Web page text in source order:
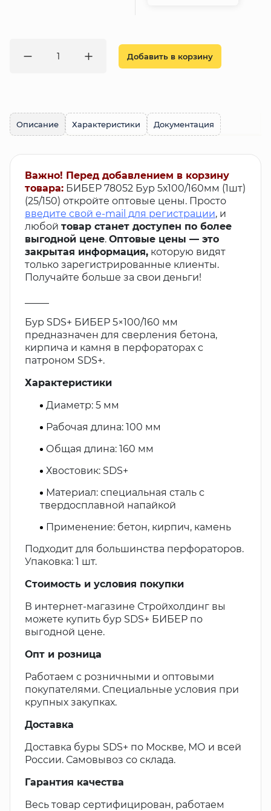
Добавить в корзину
Описание Характеристики Документация
Важно! Перед добавлением в корзину
товара: БИБЕР 78052 Бур 5х100/160мм (1шт)
(25/150) откройте оптовые цены. Просто
введите свой e-mail для регистрации, и
любой товар станет доступен по более
выгодной цене. Оптовые цены — это
закрытая информация, которую видят
только зарегистрированные клиенты.
Получайте больше за свои деньги!
Бур SDS+ БИБЕР 5×100/160 мм
предназначен для сверления бетона,
кирпича и камня в перфораторах с
патроном SDS+.
Характеристики
Диаметр: 5 мм
Рабочая длина: 100 мм
Общая длина: 160 мм
Хвостовик: SDS+
Материал: специальная сталь с
твердосплавной напайкой
Применение: бетон, кирпич, камень
Подходит для большинства перфораторов.
Упаковка: 1 шт.
Стоимость и условия покупки
В интернет-магазине Стройхолдинг вы
можете купить бур SDS+ БИБЕР по
выгодной цене.
Опт и розница
Работаем с розничными и оптовыми
покупателями. Специальные условия при
крупных закупках.
Доставка
Доставка буры SDS+ по Москве, МО и всей
России. Самовывоз со склада.
Гарантия качества
Весь товар сертифицирован, работаем